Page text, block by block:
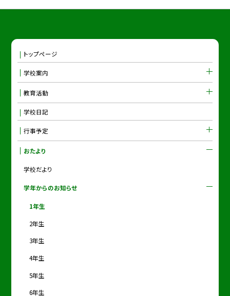
トップページ
学校案内
教育活動
学校日記
行事予定
おたより
学校だより
学年からのお知らせ
1年生
2年生
3年生
4年生
5年生
6年生